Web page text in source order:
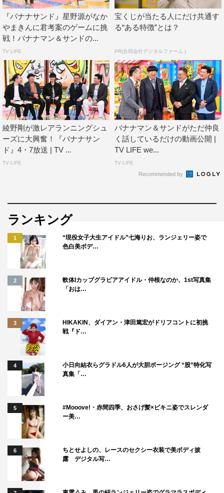
＜コーナーゲスト＞（※順不同）
リンゴ（ハイヒール）
アンガールズ
四千頭身
3時のヒロイン
とにかく明るい安村
ザ・マミィ
カミナリ
レインボー
トム・ブラウン
ハナコ
きつね
ハリウッドザコシショウ
東京ホテイソン
なかやまきんに君
©TBS
サンドウィッチマン
『バナナサンド』星野源がなか
やまきんに君考案のゲームに挑
戦！バナナマン＆サンドの...
TV LIFE
宝くじが当たる人にだけ共通す
る“ある特徴”とは？
PR(合同会社デジタルファーム )
綾野剛が激レアランニングシュ
ーズに大興奮！『バナナサン
ド』4・7放送 | TV ...
TV LIFE
バナナマン＆サンドがただ仲良
く話しているだけの動画公開 |
TV LIFE we...
TV LIFE
Recommended by
ランキング
1
“現役女子大生アイドル”七海りお、ランジェリー姿で
色白美ボデ…
2
軟体Iカップグラビアアイドル・仲根なのか、1st写真集
「おは…
3
HIKAKIN、ダイアン・津田篤宏がドリフコントに初挑
戦『ド…
4
小日向結衣らグラドル6人が大胆ポージング “股”特化写
真集「…
5
#Mooove!・赤間四季、おさげ髪×ビキニ姿でスレンダ
ー美…
6
ちとせよしの、レースのセクシー衣装で美ボディ披
露 デジタル写…